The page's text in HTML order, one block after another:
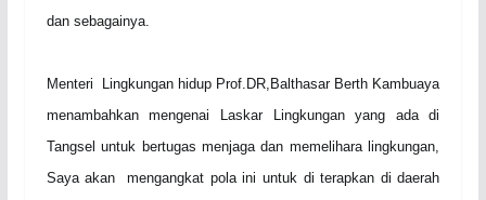
dan sebagainya.
Menteri Lingkungan hidup Prof.DR,Balthasar Berth Kambuaya
menambahkan mengenai
Laskar Lingkungan yang ada di
Tangsel untuk bertugas menjaga dan memelihara lingkungan,
Saya akan mengangkat pola ini untuk di terapkan di daerah